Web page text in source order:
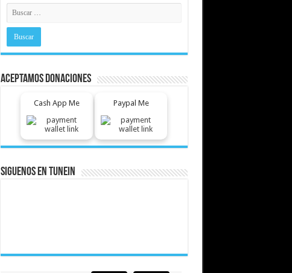
Aceptamos Donaciones
Cash App Me Paypal Me
Siguenos En Tunein